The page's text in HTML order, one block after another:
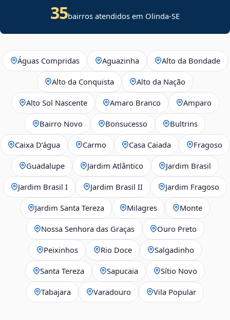
35bairros atendidos em Olinda-SE
Águas Compridas Aguazinha Alto da Bondade
Alto da Conquista Alto da Nação
Alto Sol Nascente Amaro Branco Amparo
Bairro Novo Bonsucesso Bultrins
Caixa D’água Carmo Casa Caiada Fragoso
Guadalupe Jardim Atlântico Jardim Brasil
Jardim Brasil I Jardim Brasil II Jardim Fragoso
Jardim Santa Tereza Milagres Monte
Nossa Senhora das Graças Ouro Preto
Peixinhos Rio Doce Salgadinho
Santa Tereza Sapucaia Sítio Novo
Tabajara Varadouro Vila Popular